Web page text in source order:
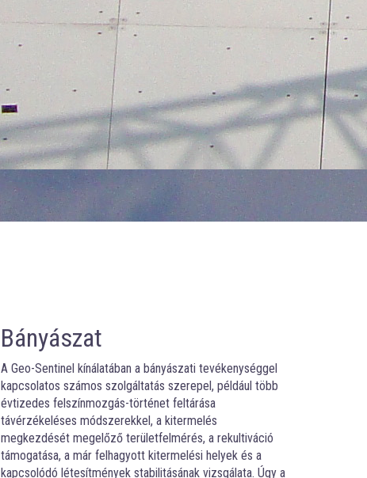
Bányászat
A Geo-Sentinel kínálatában a bányászati tevékenységgel
kapcsolatos számos szolgáltatás szerepel, például több
évtizedes felszínmozgás-történet feltárása
távérzékeléses módszerekkel, a kitermelés
megkezdését megelőző területfelmérés, a rekultiváció
támogatása, a már felhagyott kitermelési helyek és a
kapcsolódó létesítmények stabilitásának vizsgálata. Úgy a